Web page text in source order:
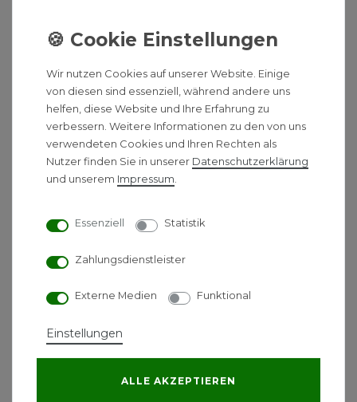
Energielabel
596,90 € *
Versandkostenfrei ab 500 €
Pluggit iconVent 175 -
Basis Komplettset,
Wohnraumlüftungsgerät
819,00 € *
Wir nutzen Cookies auf unserer Website. Einige
von diesen sind essenziell, während andere uns
helfen, diese Website und Ihre Erfahrung zu
verbessern. Weitere Informationen zu den von uns
verwendeten Cookies und Ihren Rechten als
Nutzer finden Sie in unserer Daten­schutz­erklärung
und unserem Impressum
Essenziell Statistik
Zahlungsdienstleister
Externe Medien Funktional
Einstellungen
ALLE AKZEPTIEREN